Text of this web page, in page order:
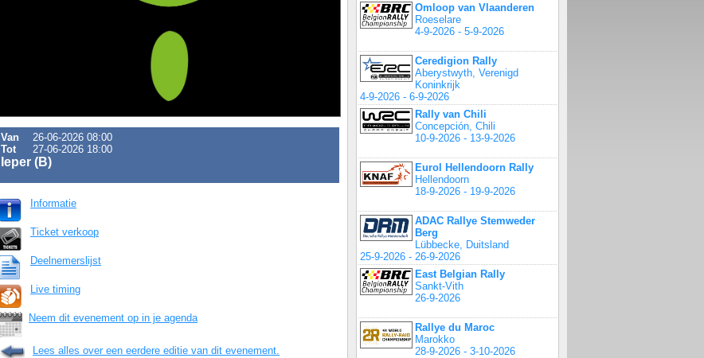
Van
26-06-2026 08:00
Tot
27-06-2026 18:00
Ieper (B)
Informatie
Ticket verkoop
Deelnemerslijst
Live timing
Neem dit evenement op in je agenda
Lees alles over een eerdere editie van dit evenement.
Omloop van Vlaanderen
Roeselare
4-9-2026 - 5-9-2026
Ceredigion Rally
Aberystwyth, Verenigd
Koninkrijk
4-9-2026 - 6-9-2026
Rally van Chili
Concepción, Chili
10-9-2026 - 13-9-2026
Eurol Hellendoorn Rally
Hellendoorn
18-9-2026 - 19-9-2026
ADAC Rallye Stemweder
Berg
Lübbecke, Duitsland
25-9-2026 - 26-9-2026
East Belgian Rally
Sankt-Vith
26-9-2026
Rallye du Maroc
Marokko
28-9-2026 - 3-10-2026